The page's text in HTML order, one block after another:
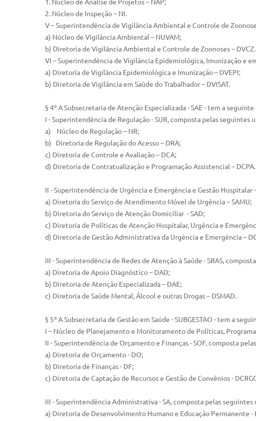
1. Núcleo de Análise de Projetos – NAP;
2. Núcleo de Inspeção – NI.
V – Superintendência de Vigilância Ambiental e Controle de
a) Núcleo de Vigilância Ambiental – NUVAM;
b) Diretoria de Vigilância Ambiental e Controle de Zoonoses – DVCZ.
VI – Superintendência de Vigilância Epidemiológica, Imunização e
a) Diretoria de Vigilância Epidemiológica e Imunização – DVEPI;
b) Diretoria de Vigilância em Saúde do Trabalhador – DVISAT.
§ 4º A Subsecretaria de Atenção Especializada - SAE - tem a
I - Superintendência de Regulação - SUR, composta pelas seguintes
a) Núcleo de Regulação – NR;
b) Diretoria de Regulação do Acesso – DRA;
c) Diretoria de Controle e Avaliação – DCA;
d) Diretoria de Contratualização e Programação Assistencial – DCPA.
II - Superintendência de Urgência e Emergência e Gestão Hospitalar
a) Diretoria do Serviço de Atendimento Móvel de Urgência – SAMU;
b) Diretoria do Serviço de Atenção Domiciliar - SAD;
c) Diretoria de Políticas de Atenção Hospitalar, Urgência e
d) Diretoria de Gestão Administrativa da Urgência e Emergência –
III - Superintendência de Redes de Atenção à Saúde - SRAS,
a) Diretoria de Apoio Diagnóstico – DAD;
b) Diretoria de Atenção Especializada – DAE;
c) Diretoria de Saúde Mental, Álcool e outras Drogas – DSMAD.
§ 5º A Subsecretaria de Gestão em Saúde - SUBGESTAO - tem a
I – Núcleo de Planejamento e Monitoramento de Políticas,
II - Superintendência de Orçamento e Finanças - SOF, composta
a) Diretoria de Orçamento - DO;
b) Diretoria de Finanças - DF;
c) Diretoria de Captação de Recursos e Gestão de Convênios -
III - Superintendência Administrativa - SA, composta pelas seguintes
a) Diretoria de Desenvolvimento Humano e Educação Permanente -